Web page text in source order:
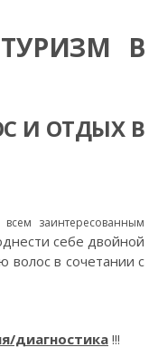
В
И ОТДЫХ В
всем заинтересованным
себе двойной
волос в сочетании с
диагностика !!!